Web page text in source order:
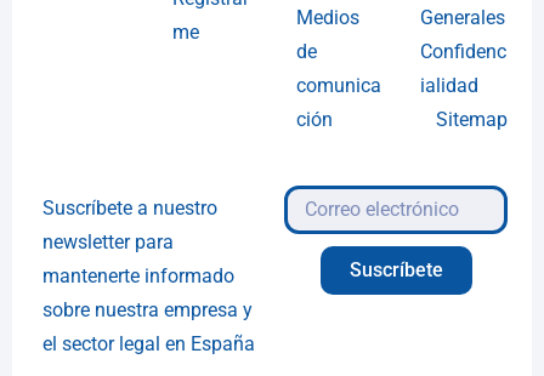
me
Medios
de
comunica
ción
Generales
Confidenc
ialidad
Sitemap
Suscríbete a nuestro
newsletter para
mantenerte informado
sobre nuestra empresa y
el sector legal en España
Suscríbete